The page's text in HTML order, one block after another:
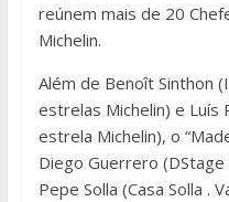
reúnem mais de 20
Michelin.
Além de Benoît Sinthon
estrelas Michelin) e Luís
estrela Michelin), o
Diego Guerrero
Pepe Solla (Casa Solla .